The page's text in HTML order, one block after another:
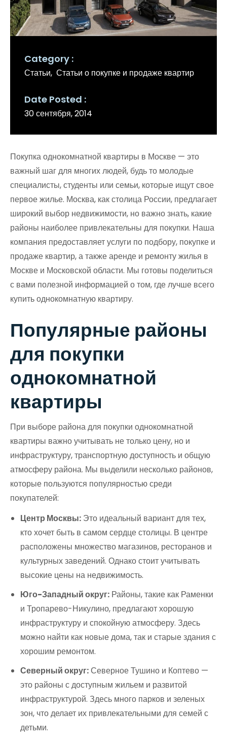
Category
Статьи Статьи о покупке и продаже квартир
Date Posted
30 сентября, 2014
Покупка однокомнатной квартиры в Москве — это
важный шаг для многих людей, будь то молодые
специалисты, студенты или семьи, которые ищут свое
первое жилье. Москва, как столица России, предлагает
широкий выбор недвижимости, но важно знать, какие
районы наиболее привлекательны для покупки. Наша
компания предоставляет услуги по подбору, покупке и
продаже квартир, а также аренде и ремонту жилья в
Москве и Московской области. Мы готовы поделиться
с вами полезной информацией о том, где лучше всего
купить однокомнатную квартиру.
Популярные районы
для покупки
однокомнатной
квартиры
При выборе района для покупки однокомнатной
квартиры важно учитывать не только цену, но и
инфраструктуру, транспортную доступность и общую
атмосферу района. Мы выделили несколько районов,
которые пользуются популярностью среди
покупателей:
Центр Москвы: Это идеальный вариант для тех,
кто хочет быть в самом сердце столицы. В центре
расположены множество магазинов, ресторанов и
культурных заведений. Однако стоит учитывать
высокие цены на недвижимость.
Юго-Западный округ: Районы, такие как Раменки
и Тропарево-Никулино, предлагают хорошую
инфраструктуру и спокойную атмосферу. Здесь
можно найти как новые дома, так и старые здания с
хорошим ремонтом.
Северный округ:Северное Тушино и Коптево —
это районы с доступным жильем и развитой
инфраструктурой. Здесь много парков и зеленых
зон, что делает их привлекательными для семей с
детьми.